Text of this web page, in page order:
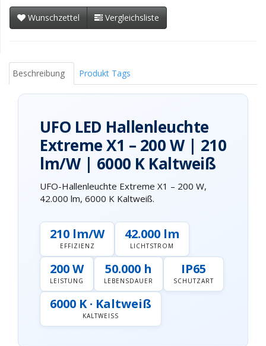
Wunschzettel Vergleichsliste
Beschreibung Produkt Tags
UFO LED Hallenleuchte
Extreme X1 – 200 W | 210
lm/W | 6000 K Kaltweiß
UFO-Hallenleuchte Extreme X1 – 200 W,
42.000 lm, 6000 K Kaltweiß.
210 lm/W
EFFIZIENZ
42.000 lm
LICHTSTROM
200 W
LEISTUNG
50.000 h
LEBENSDAUER
IP65
SCHUTZART
6000 K · Kaltweiß
KALTWEISS